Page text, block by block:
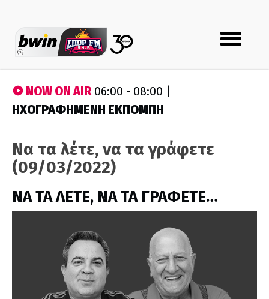
Toggle
navigation
NOW ON AIR06:00 - 08:00 |
ΗΧΟΓΡΑΦΗΜΕΝΗ ΕΚΠΟΜΠΗ
Να τα λέτε, να τα γράφετε
(09/03/2022)
ΝΑ ΤΑ ΛΕΤΕ, ΝΑ ΤΑ ΓΡΑΦΕΤΕ…